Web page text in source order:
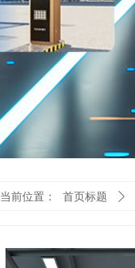
当前位置： 首页标题 ꄲ